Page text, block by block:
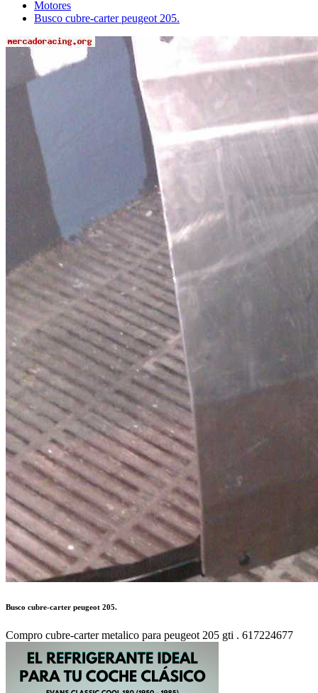
Busco cubre-carter peugeot 205.
Compro cubre-carter metalico para peugeot 205 gti . 617224677
Autor:
FL
Piezas de Competición / Motores